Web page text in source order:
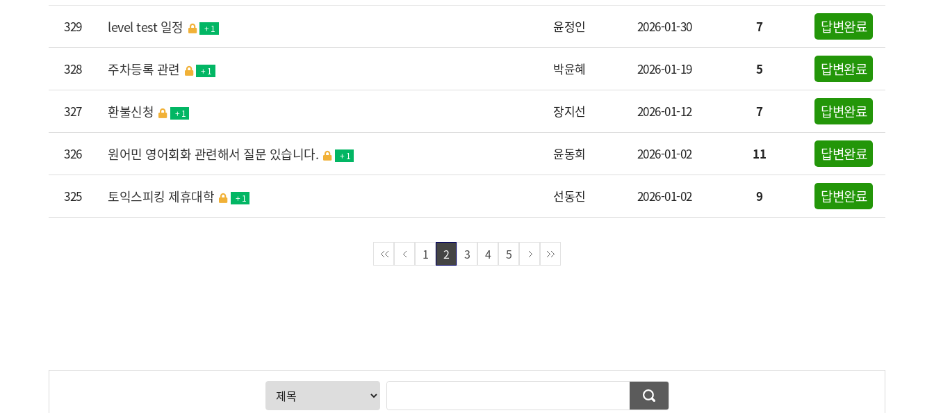
329 level test 일정 + 1 윤정인 2026-01-30 7 답변완료
328 주차등록 관련 + 1 박윤혜 2026-01-19 5 답변완료
327 환불신청 + 1 장지선 2026-01-12 7 답변완료
326 원어민 영어회화 관련해서 질문 있습니다. + 1 윤동희 2026-01-02 11 답변완료
325 토익스피킹 제휴대학 + 1 선동진 2026-01-02 9 답변완료
1 2 3 4 5